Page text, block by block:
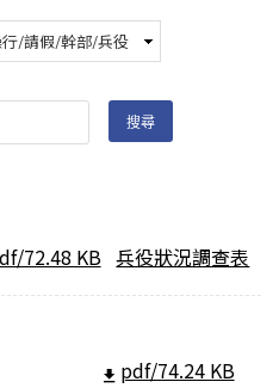
規及檔案下載)
兵役狀況調查表
72.48 KB
pdf/74.24 KB